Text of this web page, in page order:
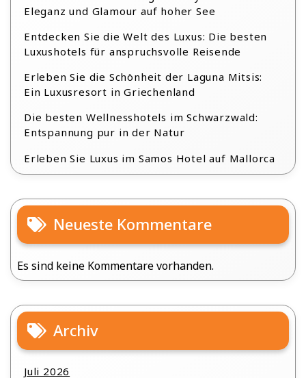
Eleganz und Glamour auf hoher See
Entdecken Sie die Welt des Luxus: Die besten
Luxushotels für anspruchsvolle Reisende
Erleben Sie die Schönheit der Laguna Mitsis:
Ein Luxusresort in Griechenland
Die besten Wellnesshotels im Schwarzwald:
Entspannung pur in der Natur
Erleben Sie Luxus im Samos Hotel auf Mallorca
Neueste Kommentare
Es sind keine Kommentare vorhanden.
Archiv
Juli 2026